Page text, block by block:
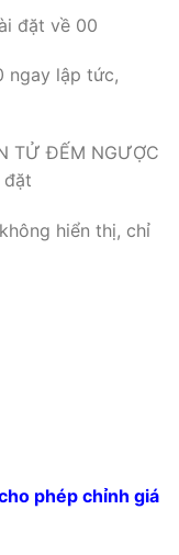
không có tác dụng
trí khác)
hiển thị, chỉ